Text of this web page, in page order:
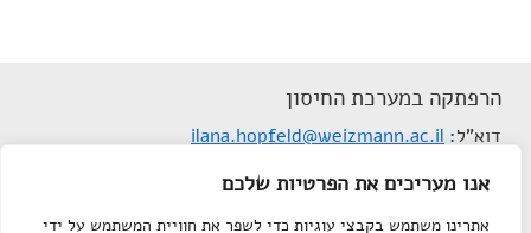
אנו מעריכים את הפרטיות שלכם
אתרינו משתמש בקבצי עוגיות כדי לשפר את חוויית המשתמש על ידי
הרפתקה במערכת החיסון
דוא"ל ilana.hopfeld@weizmann.ac.il
תנאי שימוש